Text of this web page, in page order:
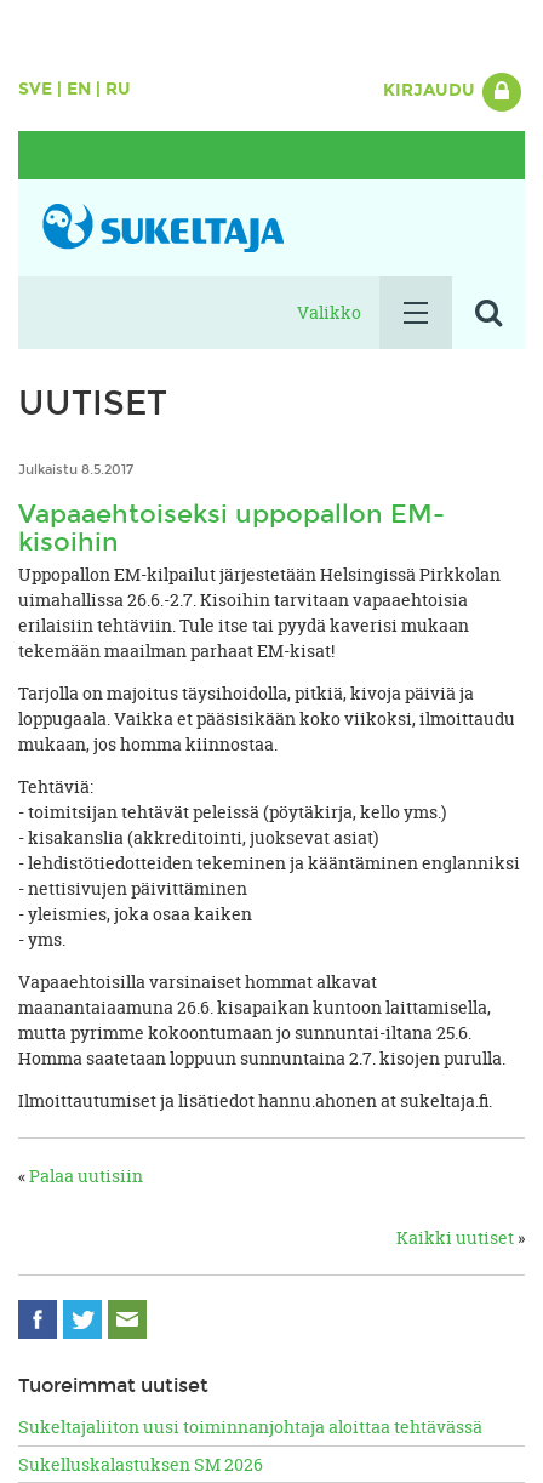
SVE EN RU KIRJAUDU
Valikko
UUTISET
Julkaistu 8.5.2017
Vapaaehtoiseksi uppopallon EM-
kisoihin
Uppopallon EM-kilpailut järjestetään Helsingissä Pirkkolan
uimahallissa 26.6.-2.7. Kisoihin tarvitaan vapaaehtoisia
erilaisiin tehtäviin. Tule itse tai pyydä kaverisi mukaan
tekemään maailman parhaat EM-kisat!
Tarjolla on majoitus täysihoidolla, pitkiä, kivoja päiviä ja
loppugaala. Vaikka et pääsisikään koko viikoksi, ilmoittaudu
mukaan, jos homma kiinnostaa.
Tehtäviä:
- toimitsijan tehtävät peleissä (pöytäkirja, kello yms.)
- kisakanslia (akkreditointi, juoksevat asiat)
- lehdistötiedotteiden tekeminen ja kääntäminen englanniksi
- nettisivujen päivittäminen
- yleismies, joka osaa kaiken
- yms.
Vapaaehtoisilla varsinaiset hommat alkavat
maanantaiaamuna 26.6. kisapaikan kuntoon laittamisella,
mutta pyrimme kokoontumaan jo sunnuntai-iltana 25.6.
Homma saatetaan loppuun sunnuntaina 2.7. kisojen purulla.
Ilmoittautumiset ja lisätiedot hannu.ahonen at sukeltaja.fi.
«Palaa uutisiin
Kaikki uutiset »
Tuoreimmat uutiset
Sukeltajaliiton uusi toiminnanjohtaja aloittaa tehtävässä
Sukelluskalastuksen SM 2026